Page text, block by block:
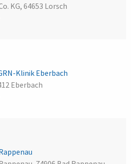
KG, 64653 Lorsch
Klinik Eberbach
Eberbach